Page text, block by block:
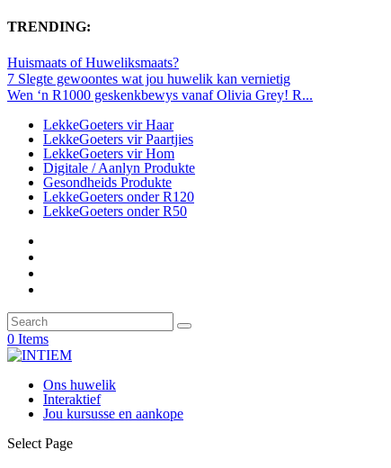
TRENDING:
Huismaats of Huweliksmaats?
7 Slegte gewoontes wat jou huwelik kan vernietig
Wen ‘n R1000 geskenkbewys vanaf Olivia Grey! R...
LekkeGoeters vir Haar
LekkeGoeters vir Paartjies
LekkeGoeters vir Hom
Digitale / Aanlyn Produkte
Gesondheids Produkte
LekkeGoeters onder R120
LekkeGoeters onder R50
0 Items
Ons huwelik
Interaktief
Jou kursusse en aankope
Select Page